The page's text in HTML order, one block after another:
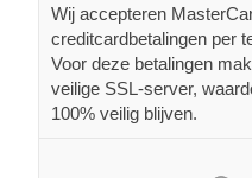
Wij accepteren
creditcardbetalingen per
Voor deze betalingen
veilige SSL-server,
100% veilig blijven.